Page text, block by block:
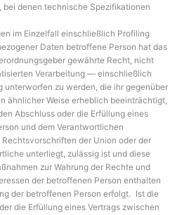
denen technische Spezifikationen
Einzelfall einschließlich Profiling
Daten betroffene Person hat das
gewährte Recht, nicht
Verarbeitung — einschließlich
zu werden, die ihr gegenüber
ähnlicher Weise erheblich beeinträchtigt,
Abschluss oder die Erfüllung eines
und dem Verantwortlichen
der Union oder der
unterliegt, zulässig ist und diese
zur Wahrung der Rechte und
der betroffenen Person enthalten
der betroffenen Person erfolgt. Ist die
die Erfüllung eines Vertrags zwischen